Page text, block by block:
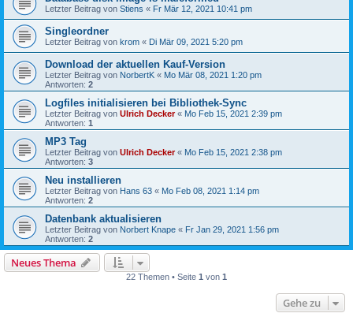
Letzter Beitrag von Stiens « Fr Mär 12, 2021 10:41 pm
Singleordner
Letzter Beitrag von krom « Di Mär 09, 2021 5:20 pm
Download der aktuellen Kauf-Version
Letzter Beitrag von NorbertK « Mo Mär 08, 2021 1:20 pm
Antworten: 2
Logfiles initialisieren bei Bibliothek-Sync
Letzter Beitrag von Ulrich Decker« Mo Feb 15, 2021 2:39 pm
Antworten: 1
MP3 Tag
Letzter Beitrag von Ulrich Decker« Mo Feb 15, 2021 2:38 pm
Antworten: 3
Neu installieren
Letzter Beitrag von Hans 63 « Mo Feb 08, 2021 1:14 pm
Antworten: 2
Datenbank aktualisieren
Letzter Beitrag von Norbert Knape « Fr Jan 29, 2021 1:56 pm
Antworten: 2
Neues Thema
22 Themen • Seite 1 von 1
Gehe zu